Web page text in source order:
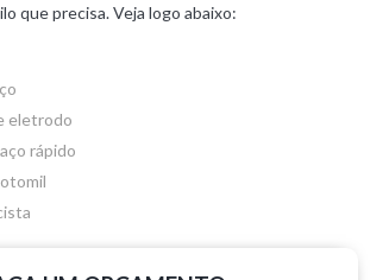
que precisa. Veja logo abaixo:
eletrodo
rápido